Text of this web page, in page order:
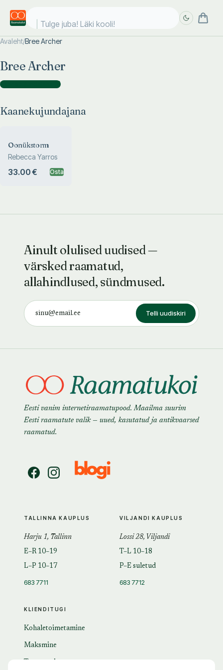
Tulge juba! Läki kooli!
Avaleht/Bree Archer
Bree Archer
Kaanekujundajana )
Kaanekujundajana
Oonükstorm
Rebecca Yarros
33.00 € Osta
Ainult olulised uudised —
värsked raamatud,
allahindlused, sündmused.
Telli uudiskiri
Eesti vanim internetiraamatupood. Maailma suurim
Eesti raamatute valik — uued, kasutatud ja antikvaarsed
raamatud.
KLIENDITUGI
Kohaletoimetamine
Maksmine
TALLINNA KAUPLUS
Harju 1, Tallinn
E–R 10–19
L–P 10–17
683 7711
VILJANDI KAUPLUS
Lossi 28, Viljandi
T–L 10–18
P–E suletud
683 7712